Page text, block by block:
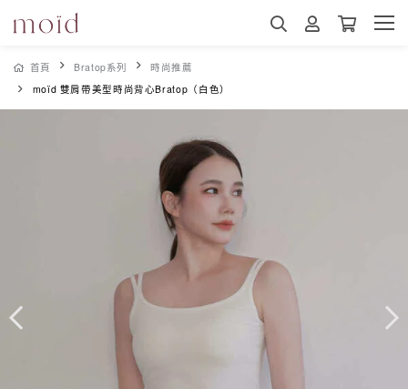
首頁 Bratop系列
時尚推薦
moïd 雙肩帶美型時尚背心Bratop（白色）